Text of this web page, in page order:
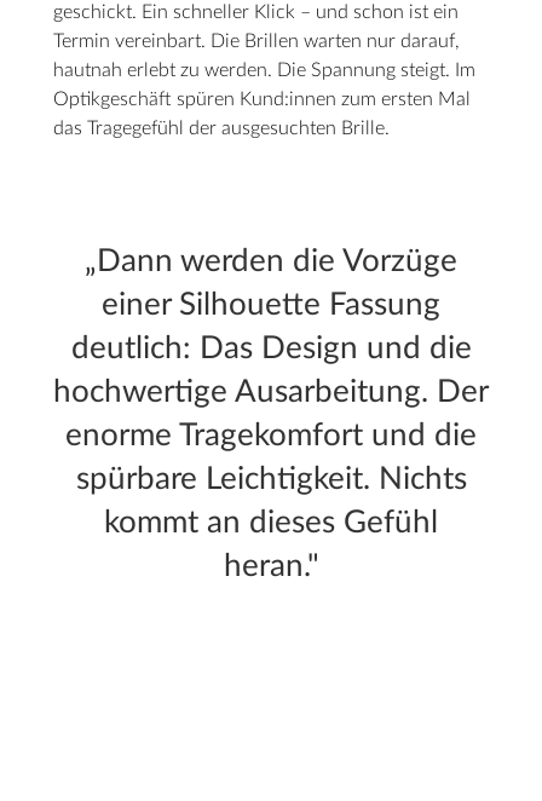
geschickt. Ein schneller Klick – und schon ist ein
Termin vereinbart. Die Brillen warten nur darauf,
hautnah erlebt zu werden. Die Spannung steigt. Im
Optikgeschäft spüren Kund:innen zum ersten Mal
das Tragegefühl der ausgesuchten Brille.
„Dann werden die Vorzüge
einer Silhouette Fassung
deutlich: Das Design und die
hochwertige Ausarbeitung. Der
enorme Tragekomfort und die
spürbare Leichtigkeit. Nichts
kommt an dieses Gefühl
heran."